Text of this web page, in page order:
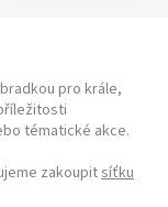
pro krále,
tématické akce.
zakoupitsíťku